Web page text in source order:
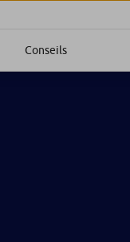
Conseils